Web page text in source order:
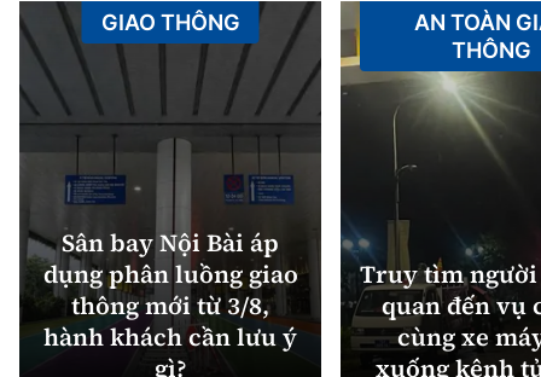
Sân bay Nội Bài áp
dụng phân luồng giao
thông mới từ 3/8,
hành khách cần lưu ý
gì?
GIAO THÔNG
Truy tìm
quan đến vụ
cùng xe
xuống kênh
AN TOÀN
THÔNG